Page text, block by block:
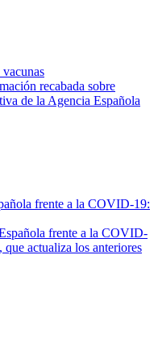
recabada sobre
de la Agencia Española
frente a la COVID-19:
frente a la COVID-
que actualiza los anteriores